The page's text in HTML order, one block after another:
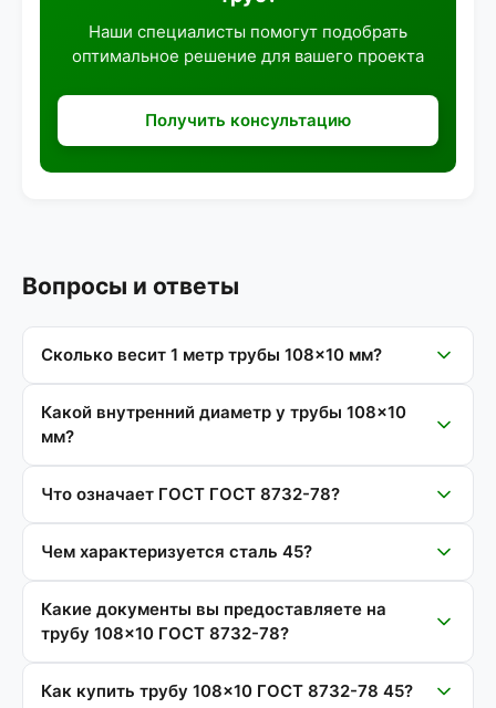
Наши специалисты помогут подобрать
оптимальное решение для вашего проекта
Получить консультацию
Вопросы и ответы
Сколько весит 1 метр трубы 108×10 мм?
Какой внутренний диаметр у трубы 108×10
мм?
Что означает ГОСТ ГОСТ 8732-78?
Чем характеризуется сталь 45?
Какие документы вы предоставляете на
трубу 108×10 ГОСТ 8732-78?
Как купить трубу 108×10 ГОСТ 8732-78 45?